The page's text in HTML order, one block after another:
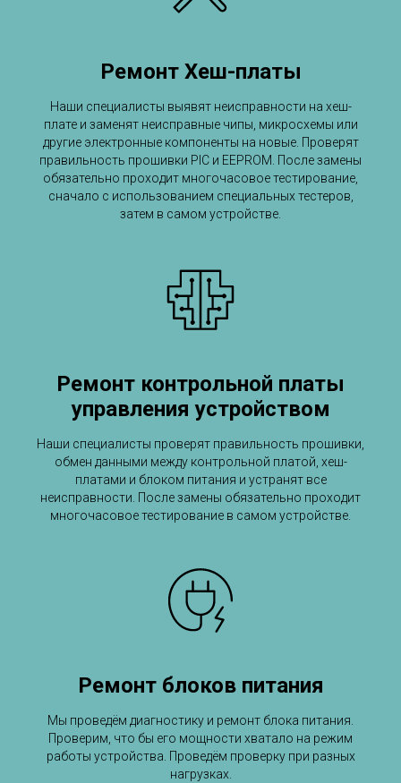
Ремонт Хеш-платы
Наши специалисты выявят неисправности на хеш-
плате и заменят неисправные чипы, микросхемы или
другие электронные компоненты на новые. Проверят
правильность прошивки PIC и EEPROM. После замены
обязательно проходит многочасовое тестирование,
сначало с использованием специальных тестеров,
затем в самом устройстве.
Ремонт контрольной платы
управления устройством
Наши специалисты проверят правильность прошивки,
обмен данными между контрольной платой, хеш-
платами и блоком питания и устранят все
неисправности. После замены обязательно проходит
многочасовое тестирование в самом устройстве.
Ремонт блоков питания
Мы проведём диагностику и ремонт блока питания.
Проверим, что бы его мощности хватало на режим
работы устройства. Проведём проверку при разных
нагрузках.